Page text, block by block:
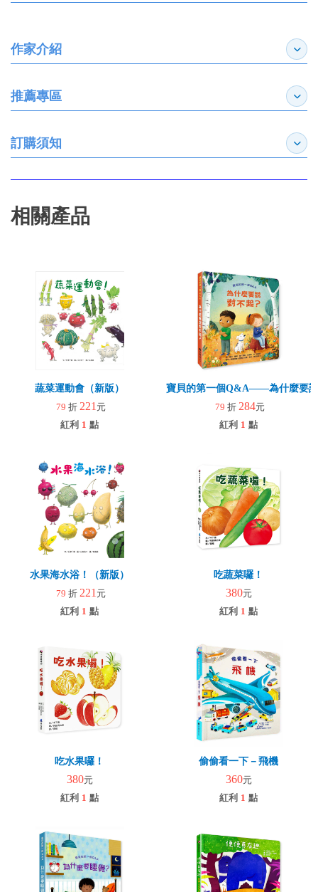
作家介紹 展開
推薦專區 展開
訂購須知 展開
相關產品
蔬菜運動會（新版）
79 折 221 元
紅利 1 點
寶貝的第一個Q&A――為什麼要
79 折 284元
紅利 1 點
水果海水浴！（新版）
79 折 221 元
紅利 1 點
吃蔬菜囉！
380元
紅利 1 點
吃水果囉！
380元
紅利 1 點
偷偷看一下－飛機
360元
紅利 1 點